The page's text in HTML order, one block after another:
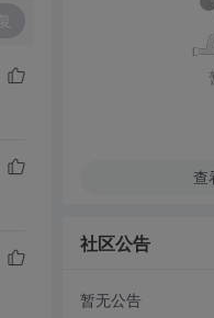
查
社区公告
暂无公告